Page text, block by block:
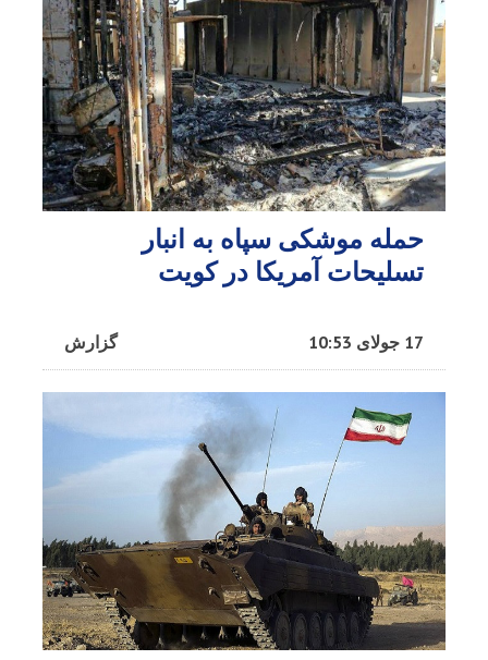
حمله موشکی سپاه به انبار
تسلیحات آمریکا در کویت
گزارش 17 جولای 10:53